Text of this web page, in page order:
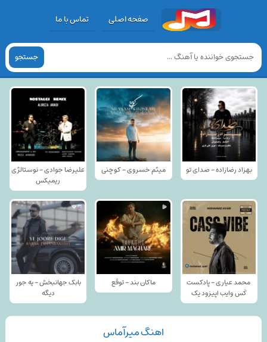
صفحه اصلی تماس با ما
جستجو
بهزاد رضازاده - صدای تو میثم خسروی - کوچنی
علیرضا جوادی - نوستالژی
ریمیکس
محمد عیاری - پادکست
کَس وایب اپیزود یک
ماکان بند - توقع
بابک جهانبخش - یه جور
دیگه
اهنگ میرآماس